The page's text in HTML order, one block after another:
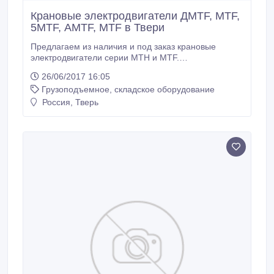
Крановые электродвигатели ДМТF, МТF,
5МТF, АМТF, МТF в Твери
Предлагаем из наличия и под заказ крановые
электродвигатели серии MTH и MTF.
крановые электродвигатели для работы в
электроприводах агрегатов машин, а также в
крановых механизмах. Асинхронные крановые
портальных, мостовых, козловых и других кранов.
26/06/2017 16:05
Грузоподъемное, складское оборудование
Россия, Тверь